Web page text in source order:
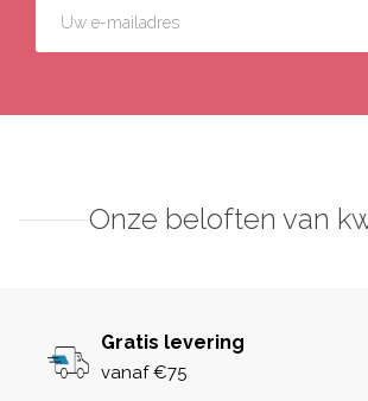
Onze beloften van
Gratis levering
vanaf €75